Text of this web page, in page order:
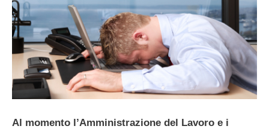
Al momento l’Amministrazione del Lavoro e i